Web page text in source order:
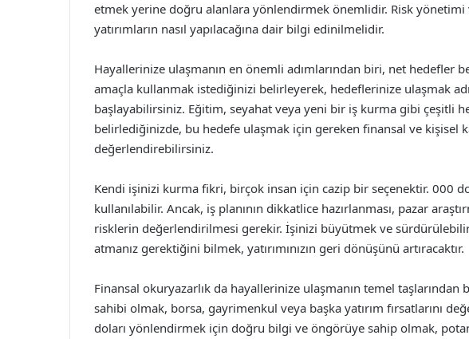
etmek yerine doğru alanlara yönlendirmek önemlidir. Risk yönetimi
yatırımların nasıl yapılacağına dair bilgi edinilmelidir.
Hayallerinize ulaşmanın en önemli adımlarından biri, net hedefler
amaçla kullanmak istediğinizi belirleyerek, hedeflerinize ulaşmak
başlayabilirsiniz. Eğitim, seyahat veya yeni bir iş kurma gibi çeşitli
belirlediğinizde, bu hedefe ulaşmak için gereken finansal ve kişisel
değerlendirebilirsiniz.
Kendi işinizi kurma fikri, birçok insan için cazip bir seçenektir. 000
kullanılabilir. Ancak, iş planının dikkatlice hazırlanması, pazar
risklerin değerlendirilmesi gerekir. İşinizi büyütmek ve
atmanız gerektiğini bilmek, yatırımınızın geri dönüşünü artıracaktır.
Finansal okuryazarlık da hayallerinize ulaşmanın temel taşlarından
sahibi olmak, borsa, gayrimenkul veya başka yatırım fırsatlarını
doları yönlendirmek için doğru bilgi ve öngörüye sahip olmak,